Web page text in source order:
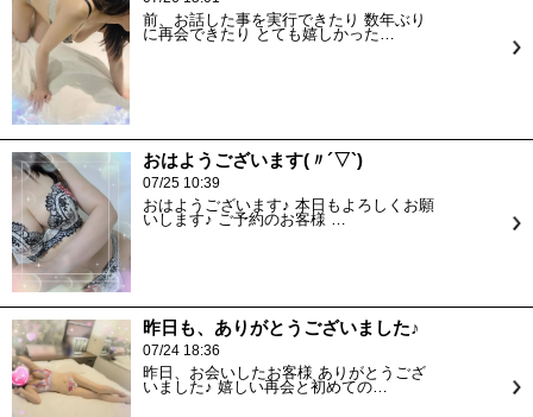
前、お話した事を実行できたり 数年ぶり
に再会できたり とても嬉しかった…
おはようございます(〃´▽`)
07/25 10:39
おはようございます♪ 本日もよろしくお願
いします♪ ご予約のお客様 …
昨日も、ありがとうございました♪
07/24 18:36
昨日、お会いしたお客様 ありがとうござ
いました♪ 嬉しい再会と初めての…